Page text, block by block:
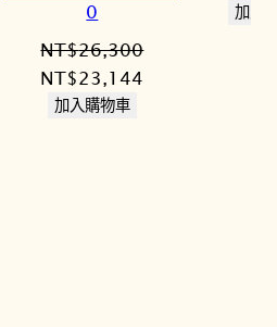
0
NT$26,300
原
始
NT$23,144
加入購物車
始加入